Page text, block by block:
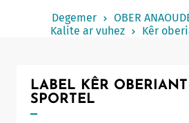
Un
Degemer
OBER
Kalite ar vuhez
Kêr
LABEL KÊR
SPORTEL